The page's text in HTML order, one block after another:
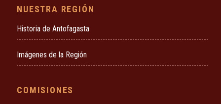
NUESTRA REGIÓN
Historia de Antofagasta
Imágenes de la Región
COMISIONES